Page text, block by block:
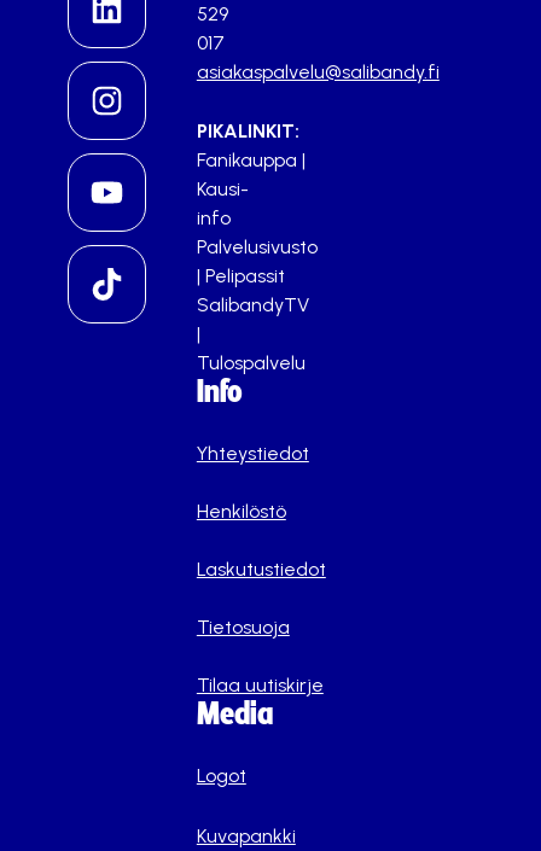
529
017
asiakaspalvelu@salibandy.fi
PIKALINKIT:
Fanikauppa |
Kausi-
info
Palvelusivusto
| Pelipassit
SalibandyTV
|
Tulospalvelu
Info
Yhteystiedot
Henkilöstö
Laskutustiedot
Tietosuoja
Tilaa uutiskirje
Media
Logot
Kuvapankki